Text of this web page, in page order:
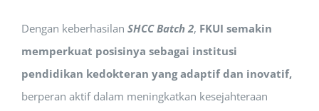
Dengan keberhasilan SHCC Batch 2, FKUI semakin
memperkuat posisinya sebagai institusi
pendidikan kedokteran yang adaptif dan inovatif,
berperan aktif dalam meningkatkan kesejahteraan